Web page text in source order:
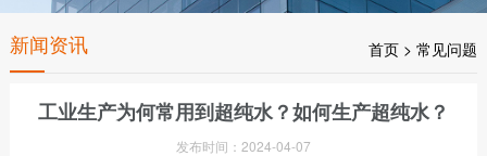
新闻资讯 首页 >常见问题
工业生产为何常用到超纯水？如何生产超纯水？
发布时间：2024-04-07